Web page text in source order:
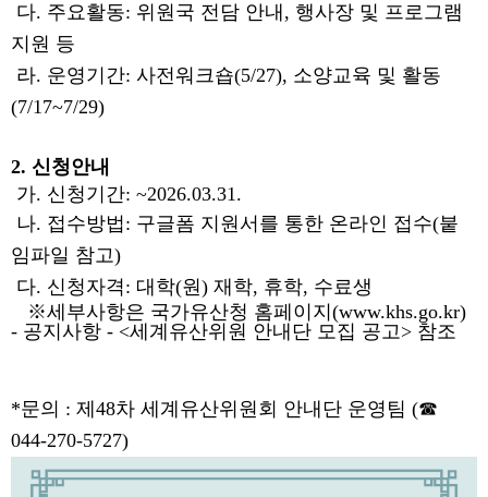
다. 주요활동: 위원국 전담 안내, 행사장 및 프로그램
지원 등
라. 운영기간: 사전워크숍(5/27), 소양교육 및 활동
(7/17~7/29)
2. 신청안내
가. 신청기간: ~2026.03.31.
나. 접수방법: 구글폼 지원서를 통한 온라인 접수(붙
임파일 참고)
다. 신청자격: 대학(원) 재학, 휴학, 수료생
※세부사항은 국가유산청 홈페이지(www.khs.go.kr)
- 공지사항 - <세계유산위원 안내단 모집 공고> 참조
*문의 : 제48차 세계유산위원회 안내단 운영팀 (☎
044-270-5727)